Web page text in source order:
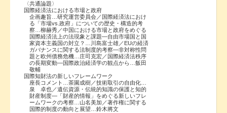
〈共通論題〉
国際経済法における市場と政府
企画趣旨…研究運営委員会／国際経済法におけ
る「市場vs.政府」についての歴史・構造的考
察…柳赫秀／中国における市場と政府をめぐる
国際経済法上の法現象と課題―自由市場国と国
家資本主義国の対立？…川島富士雄／EUの経済
ガバナンスに関する法制度的考察―非対称性問
題と欧州債務危機…庄司克宏／国際経済法秩序
の長期変動―国際政治経済学の観点から…飯田
敬輔
国際知財法の新しいフレームワーク
座長コメント…茶園成樹／技術取引の自由化…
泉 卓也／遺伝資源・伝統的知識の保護と知的
財産制度―「財産的情報」をめぐる新しいフレ
ームワークの考察…山名美加／著作権に関する
国際的制度の動向と展望…鈴木將文